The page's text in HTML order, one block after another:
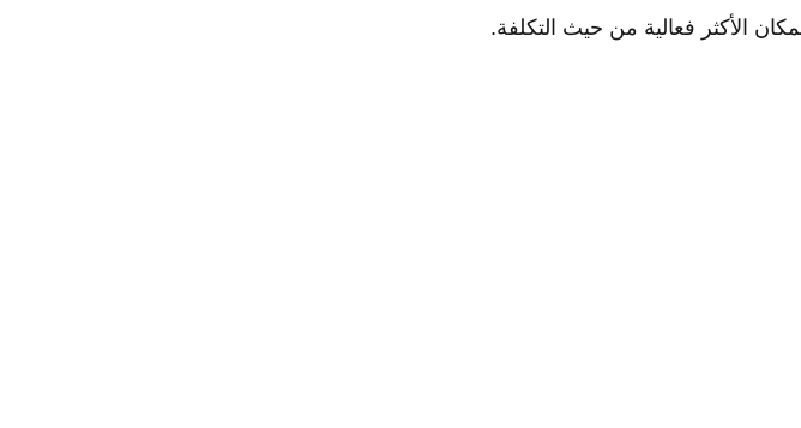
الأكثر فعالية من حيث التكلفة.